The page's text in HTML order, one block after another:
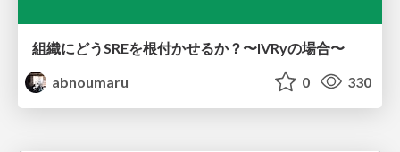
組織にどうSREを根付かせるか？〜IVRyの場合〜
abnoumaru
0 330